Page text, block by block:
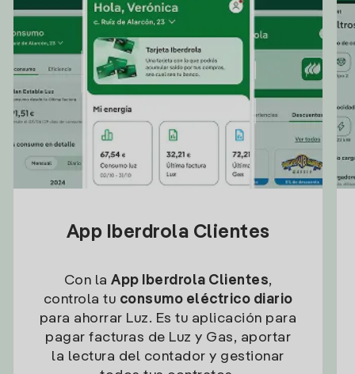
App Iberdrola Clientes
Con la App Iberdrola Clientes,
controla tu consumo eléctrico diario
para ahorrar Luz. Es tu aplicación para
pagar facturas de Luz y Gas, aportar
la lectura del contador y gestionar